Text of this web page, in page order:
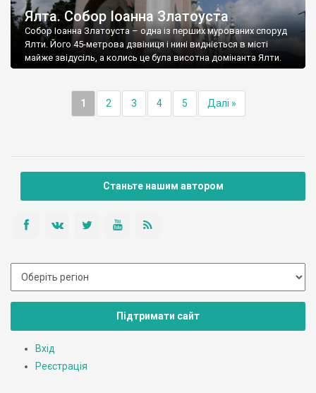
Ялта. Собор Іоанна Златоуста
Собор Іоанна Златоуста – одна із перших мурованих споруд
Ялти. Його 45-метрова дзвіниця і нині видніється в місті
майже звідусіль, а колись це була висотна домінанта Ялти.
1 2 3 4 5 Далі »
Станьте нашим автором
Підтримати сайт
Вхід
Реєстрація